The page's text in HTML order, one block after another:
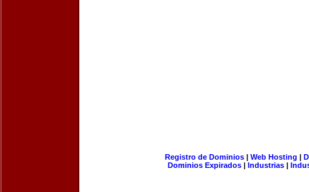
Registro de Dominios| Web Hosting |
Dominios Expirados | Industrias |